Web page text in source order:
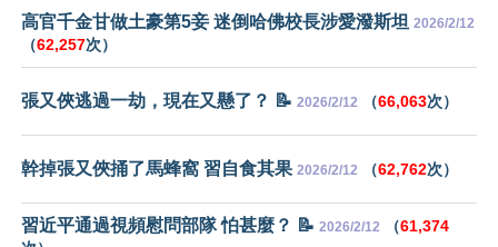
高官千金甘做土豪第5妾 迷倒哈佛校長涉愛潑斯坦 2026/2/12
（62,257次）
張又俠逃過一劫，現在又懸了？ 📝 2026/2/12 （66,063次）
幹掉張又俠捅了馬蜂窩 習自食其果 2026/2/12 （62,762次）
習近平通過視頻慰問部隊 怕甚麼？ 📝 2026/2/12 （61,374